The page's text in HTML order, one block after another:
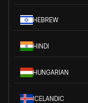
HEBREW
HINDI
HUNGARIAN
ICELANDIC